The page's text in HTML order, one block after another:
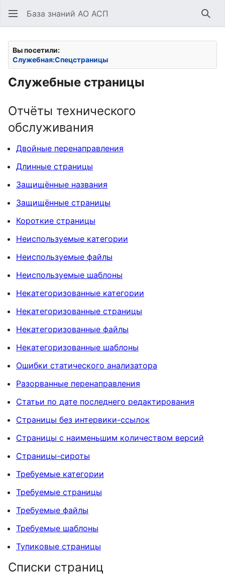
База знаний АО АСП
Вы посетили:
Служебная:Спецстраницы
Служебные страницы
Отчёты технического
обслуживания
Двойные перенаправления
Длинные страницы
Защищённые названия
Защищённые страницы
Короткие страницы
Неиспользуемые категории
Неиспользуемые файлы
Неиспользуемые шаблоны
Некатегоризованные категории
Некатегоризованные страницы
Некатегоризованные файлы
Некатегоризованные шаблоны
Ошибки статического анализатора
Разорванные перенаправления
Статьи по дате последнего редактирования
Страницы без интервики-ссылок
Страницы с наименьшим количеством версий
Страницы-сироты
Требуемые категории
Требуемые страницы
Требуемые файлы
Требуемые шаблоны
Тупиковые страницы
Списки страниц